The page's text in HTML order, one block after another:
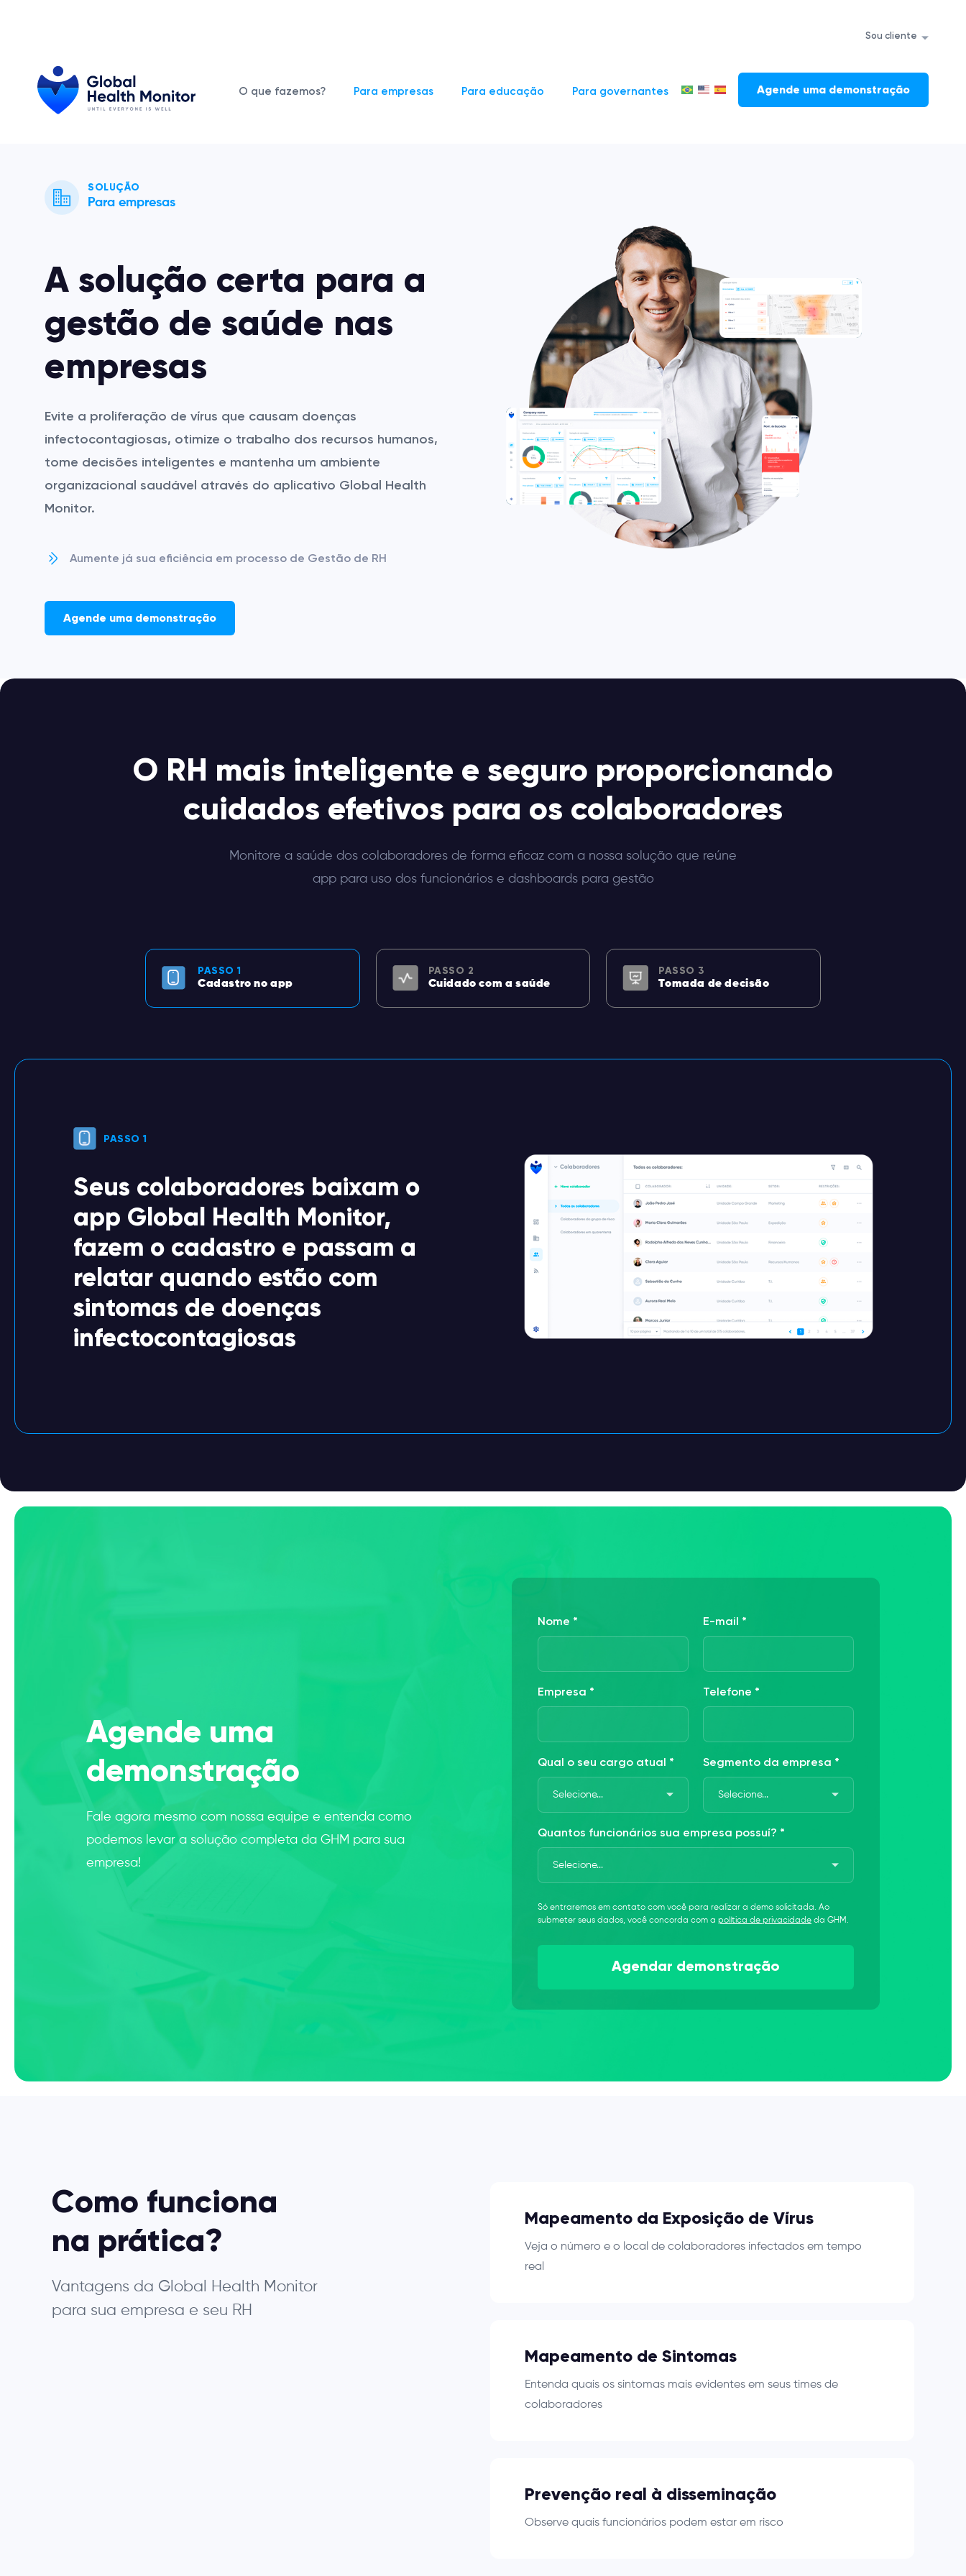
Sou cliente
O que fazemos? Para empresas Para educação Para governantes Agende uma demonstração
SOLUÇÃO
Para empresas
A solução certa para a
gestão de saúde nas
empresas
Evite a proliferação de vírus que causam doenças
infectocontagiosas, otimize o trabalho dos recursos humanos,
tome decisões inteligentes e mantenha um ambiente
organizacional saudável através do aplicativo Global Health
Monitor.
Aumente já sua eficiência em processo de Gestão de RH
Agende uma demonstração
O RH mais inteligente e seguro proporcionando
cuidados efetivos para os colaboradores
Monitore a saúde dos colaboradores de forma eficaz com a nossa solução que reúne
app para uso dos funcionários e dashboards para gestão
PASSO 1
Cadastro no app
PASSO 2
Cuidado com a saúde
PASSO 3
Tomada de decisão
PASSO 1
Seus colaboradores baixam o
app Global Health Monitor,
fazem o cadastro e passam a
relatar quando estão com
sintomas de doenças
infectocontagiosas
Agende uma
demonstração
Fale agora mesmo com nossa equipe e entenda como
podemos levar a solução completa da GHM para sua
empresa!
Nome * E-mail *
Empresa * Telefone *
Qual o seu cargo atual * Segmento da empresa *
Quantos funcionários sua empresa possuí? *
Só entraremos em contato com você para realizar a demo solicitada. Ao
submeter seus dados, você concorda com a política de privacidade da GHM.
Como funciona
na prática?
Vantagens da Global Health Monitor
para sua empresa e seu RH
Mapeamento da Exposição de Vírus
Veja o número e o local de colaboradores infectados em tempo
real
Mapeamento de Sintomas
Entenda quais os sintomas mais evidentes em seus times de
colaboradores
Prevenção real à disseminação
Observe quais funcionários podem estar em risco